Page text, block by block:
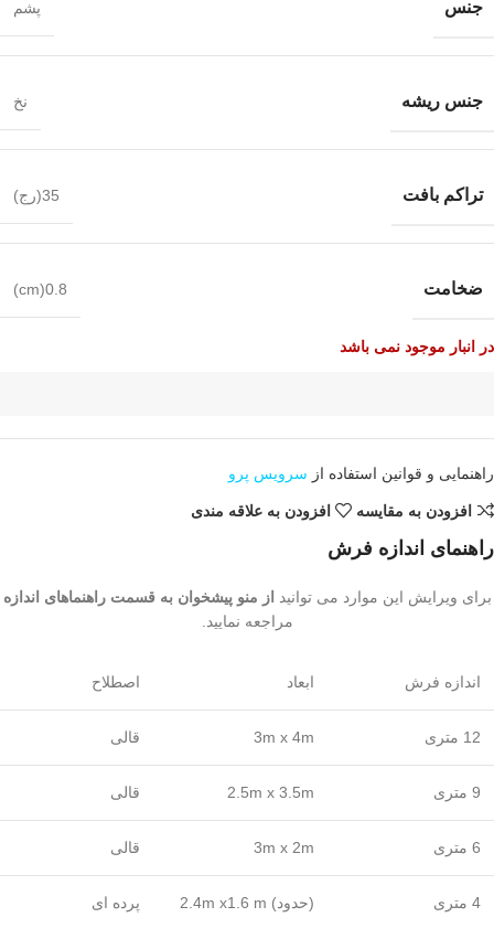
جنس پشم
جنس ریشه نخ
تراکم بافت 35(رج)
ضخامت 0.8(cm)
در انبار موجود نمی باشد
راهنمایی و قوانین استفاده از سرویس پرو
افزودن به مقایسه افزودن به علاقه مندی
راهنمای اندازه فرش
برای ویرایش این موارد می توانید از منو پیشخوان به قسمت راهنماهای اندازه
مراجعه نمایید.
اندازه فرش ابعاد اصطلاح
12 متری 3m x 4m قالی
9 متری 2.5m x 3.5m قالی
6 متری 3m x 2m قالی
4 متری (حدود) 2.4m x1.6 m پرده ای